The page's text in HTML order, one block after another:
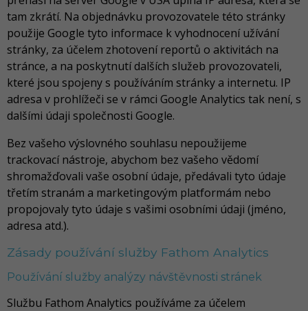
tam zkrátí. Na objednávku provozovatele této stránky
použije Google tyto informace k vyhodnocení užívání
stránky, za účelem zhotovení reportů o aktivitách na
stránce, a na poskytnutí dalších služeb provozovateli,
které jsou spojeny s používáním stránky a internetu. IP
adresa v prohlížeči se v rámci Google Analytics tak není, s
dalšími údaji společnosti Google.
Bez vašeho výslovného souhlasu nepoužijeme
trackovací nástroje, abychom bez vašeho vědomí
shromažďovali vaše osobní údaje, předávali tyto údaje
třetím stranám a marketingovým platformám nebo
propojovaly tyto údaje s vašimi osobními údaji (jméno,
adresa atd.).
Zásady používání služby Fathom Analytics
Používání služby analýzy návštěvnosti stránek
Službu Fathom Analytics používáme za účelem